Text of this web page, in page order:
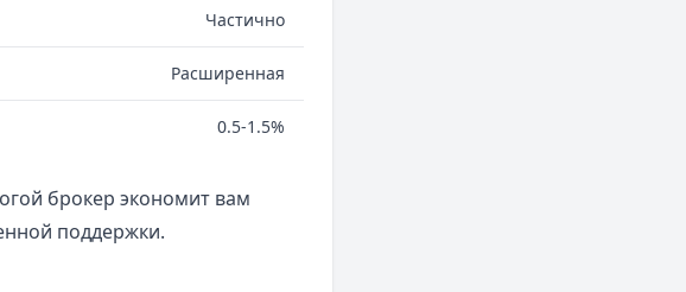
Частично
Расширенная
0.5-1.5%
брокер экономит вам
поддержки.